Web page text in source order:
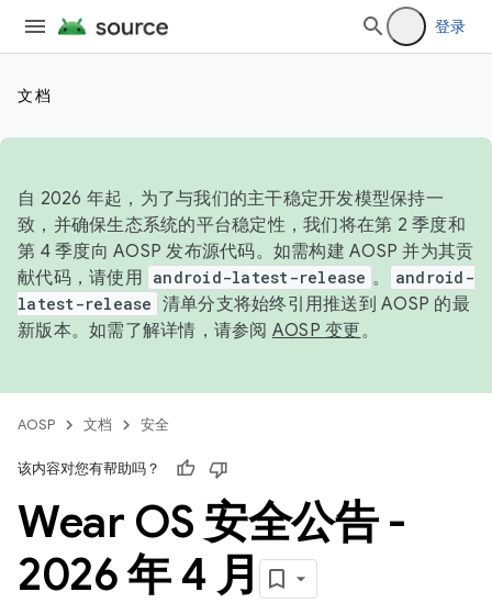
登录
文档
自 2026 年起，为了与我们的主干稳定开发模型保持一
致，并确保生态系统的平台稳定性，我们将在第 2 季度和
第 4 季度向 AOSP 发布源代码。如需构建 AOSP 并为其贡
献代码，请使用 android-latest-release 。
android-
latest-release 清单分支将始终引用推送到 AOSP 的最
新版本。如需了解详情，请参阅 AOSP 变更。
AOSP 文档 安全
该内容对您有帮助吗？
Wear OS 安全公告 -
2026 年 4 月